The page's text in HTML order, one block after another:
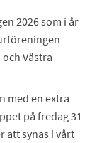
2026 som i år
Västra
med en extra
på fredag 31
att synas i vårt